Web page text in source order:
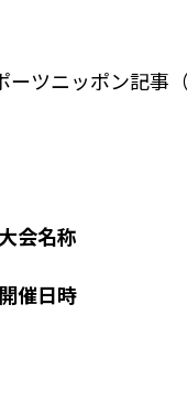
ーツニッポン記事
大会名称
開催日時